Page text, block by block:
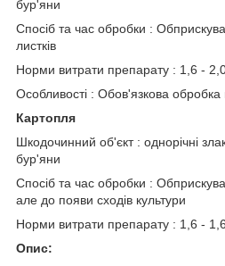
бур'яни
Спосіб та час обробки :
листків
Норми витрати препарату : 1,6 -
Особливості : Обов'язкова обробка
Картопля
Шкодочинний об'єкт : однорічні
бур'яни
Спосіб та час обробки :
але до появи сходів культури
Норми витрати препарату : 1,6 - 1,6
Опис: